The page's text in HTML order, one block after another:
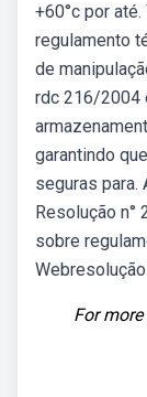
+60°c por
regulamento
de
rdc 216/2004
garantindo
seguras para.
Resolução n°
sobre
For